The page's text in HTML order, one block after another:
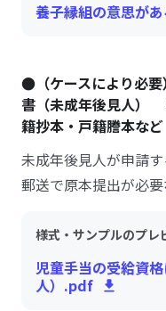
養子縁組の意思が
●（ケースにより必要
書（未成年後見人）
籍抄本・戸籍謄本など
未成年後見人が申請
郵送で原本提出が必要
様式・サンプルのプレ
児童手当の受給資
人）.pdf